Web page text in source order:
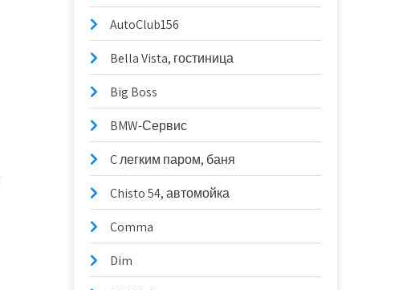
AutoClub156
Bella Vista, гостиница
Big Boss
BMW-Сервис
C легким паром, баня
Chisto 54, автомойка
Comma
Dim